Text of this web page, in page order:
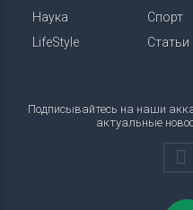
Наука
LifeStyle
Спорт
Статьи
Подписывайтесь на наши
актуальные